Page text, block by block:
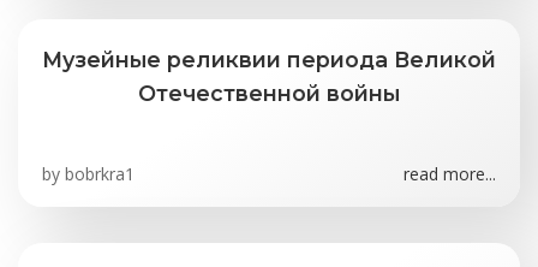
Музейные реликвии периода Великой
Отечественной войны
by bobrkra1 read more...